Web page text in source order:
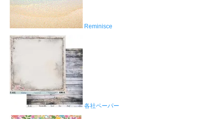
Reminisce
各社ペーパー